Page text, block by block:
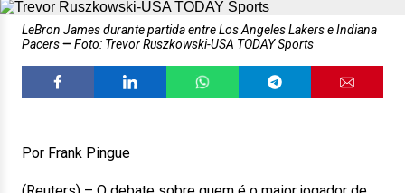
LeBron James durante partida entre Los Angeles Lakers e Indiana
Pacers
Foto: Trevor Ruszkowski-USA TODAY Sports
Por Frank Pingue